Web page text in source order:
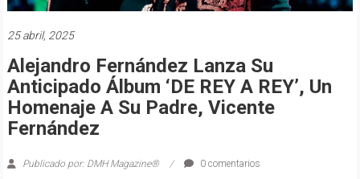
25 abril, 2025
Alejandro Fernández Lanza Su
Anticipado Álbum ‘DE REY A REY’, Un
Homenaje A Su Padre, Vicente
Fernández
Publicado por: DMH Magazine® 0 comentarios